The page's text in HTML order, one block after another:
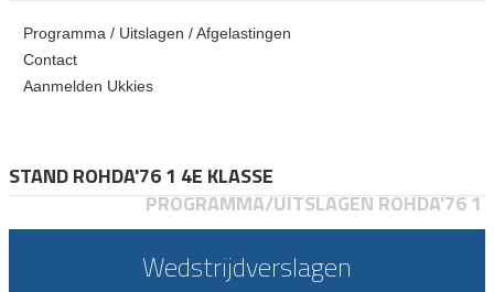
Programma / Uitslagen / Afgelastingen
Contact
Aanmelden Ukkies
STAND ROHDA'76 1 4E KLASSE
PROGRAMMA/UITSLAGEN ROHDA'76 1
Wedstrijdverslagen